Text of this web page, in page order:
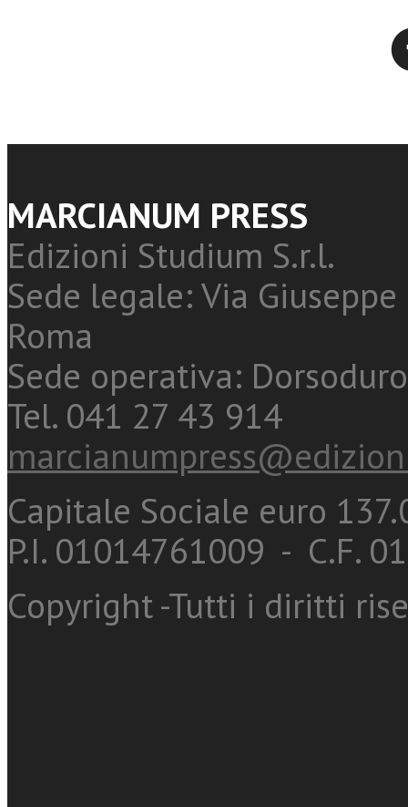
MARCIANUM PRESS
Edizioni Studium S.r.l.
Sede legale: Via
Roma
Sede operativa:
Tel. 041 27 43 914
Capitale Sociale euro
P.I. 01014761009 - C.F.
Copyright -Tutti i diritti